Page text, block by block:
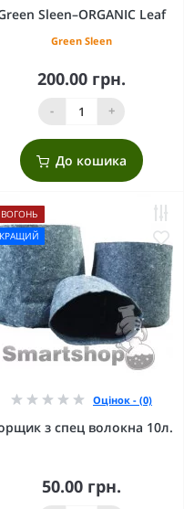
Sleen–ORGANIC Leaf
Green Sleen
200.00 грн.
- +
До кошика
ВОГОНЬ
КРАЩИЙ
Оцінок - (0)
з спец волокна 10л.
50.00 грн.